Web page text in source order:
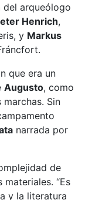
del arqueólogo
Henrich,
y Markus
que era un
Augusto, como
Sin
narrada por
de
“Es
y la literatura